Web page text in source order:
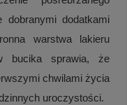
dobranymi dodatkami
warstwa lakieru
bucika sprawia, że
chwilami życia
uroczystości.